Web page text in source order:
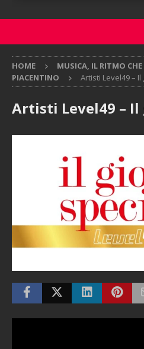
HOME MUSICA, IL RITMO CHE
PIACENTINO
Artisti Level49 –
Artisti Level49 –